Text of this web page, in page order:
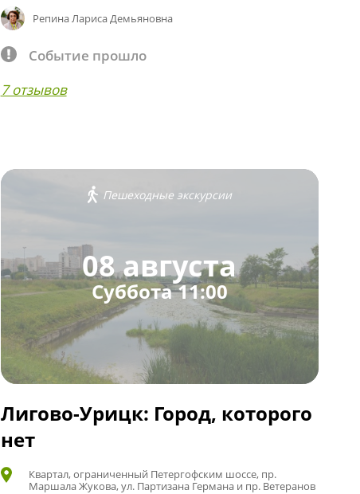
Репина Лариса Демьяновна
Событие прошло
7 отзывов
Пешеходные экскурсии
08 августа
Суббота 11:00
Лигово-Урицк: Город, которого
нет
Квартал, ограниченный Петергофским шоссе, пр.
Маршала Жукова, ул. Партизана Германа и пр. Ветеранов